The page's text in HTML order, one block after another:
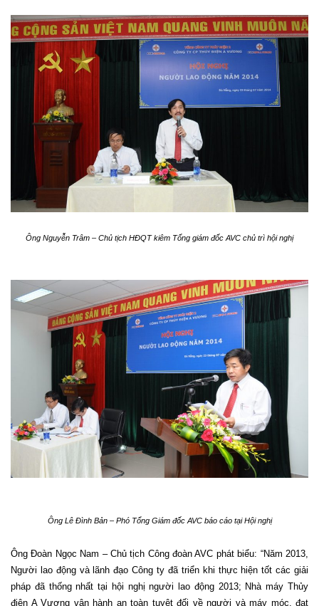
Ông Nguyễn Trâm – Chủ tịch HĐQT kiêm Tổng giám đốc AVC chủ trì hội nghị
Ông Lê Đình Bản – Phó Tổng Giám đốc AVC báo cáo tại Hội nghị
Ông Đoàn Ngọc Nam – Chủ tịch Công đoàn AVC phát biểu: “Năm 2013,
Người lao động và lãnh đạo Công ty đã triển khi thực hiện tốt các giải
pháp đã thống nhất tại hội nghị người lao động 2013; Nhà máy Thủy
điện A Vương vận hành an toàn tuyệt đối về người và máy móc, đạt